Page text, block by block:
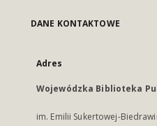
DANE KONTAKTOWE
Adres
Wojewódzka Biblioteka
im. Emilii Sukertowej-